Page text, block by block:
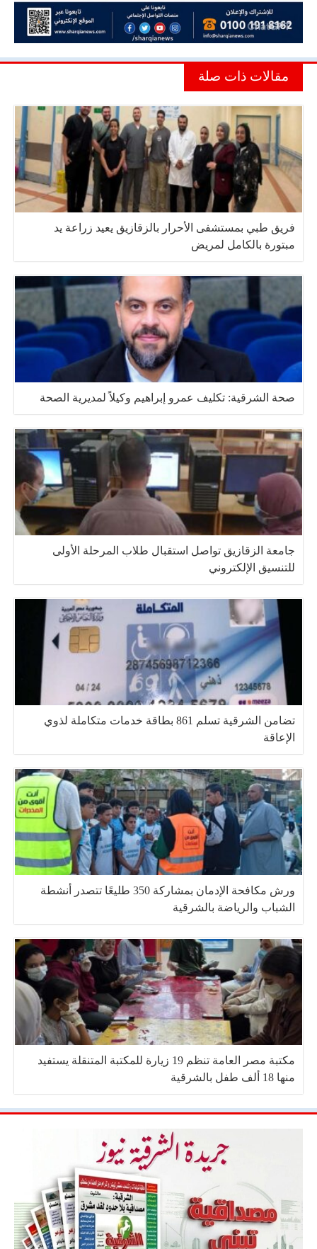
مقالات ذات صلة
فريق طبي بمستشفى الأحرار بالزقازيق يعيد زراعة يد
مبتورة بالكامل لمريض
صحة الشرقية: تكليف عمرو إبراهيم وكيلاً لمديرية الصحة
جامعة الزقازيق تواصل استقبال طلاب المرحلة الأولى
للتنسيق الإلكتروني
تضامن الشرقية تسلم 861 بطاقة خدمات متكاملة لذوي
الإعاقة
ورش مكافحة الإدمان بمشاركة 350 طليعًا تتصدر أنشطة
الشباب والرياضة بالشرقية
مكتبة مصر العامة تنظم 19 زيارة للمكتبة المتنقلة يستفيد
منها 18 ألف طفل بالشرقية